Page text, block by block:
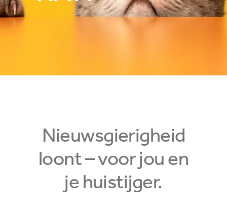
Nieuwsgierigheid
loont – voor jou en
je huistijger.